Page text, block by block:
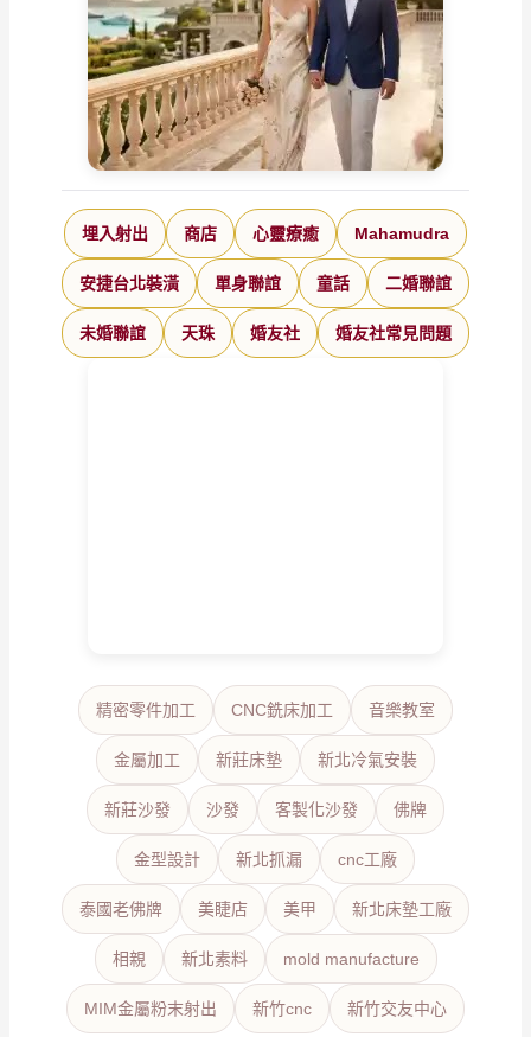
埋入射出 商店 心靈療癒 Mahamudra
安捷台北裝潢 單身聯誼 童話 二婚聯誼
未婚聯誼 天珠 婚友社 婚友社常見問題
精密零件加工 CNC銑床加工 音樂教室
金屬加工 新莊床墊 新北冷氣安裝
新莊沙發 沙發 客製化沙發 佛牌
金型設計 新北抓漏 cnc工廠
泰國老佛牌 美睫店 美甲 新北床墊工廠
相親 新北素料 mold manufacture
MIM金屬粉末射出 新竹cnc 新竹交友中心